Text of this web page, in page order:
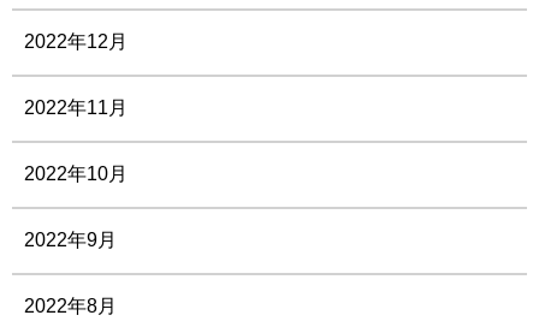
2022年12月
2022年11月
2022年10月
2022年9月
2022年8月